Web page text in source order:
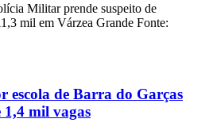
Militar prende suspeito de
mil em Várzea Grande Fonte:
escola de Barra do Garças
1,4 mil vagas